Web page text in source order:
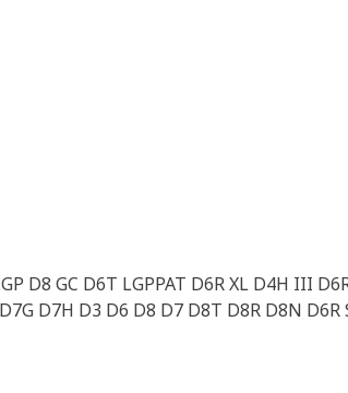
D8 GC D6T LGPPAT D6R XL D4H III
D7H D3 D6 D8 D7 D8T D8R D8N